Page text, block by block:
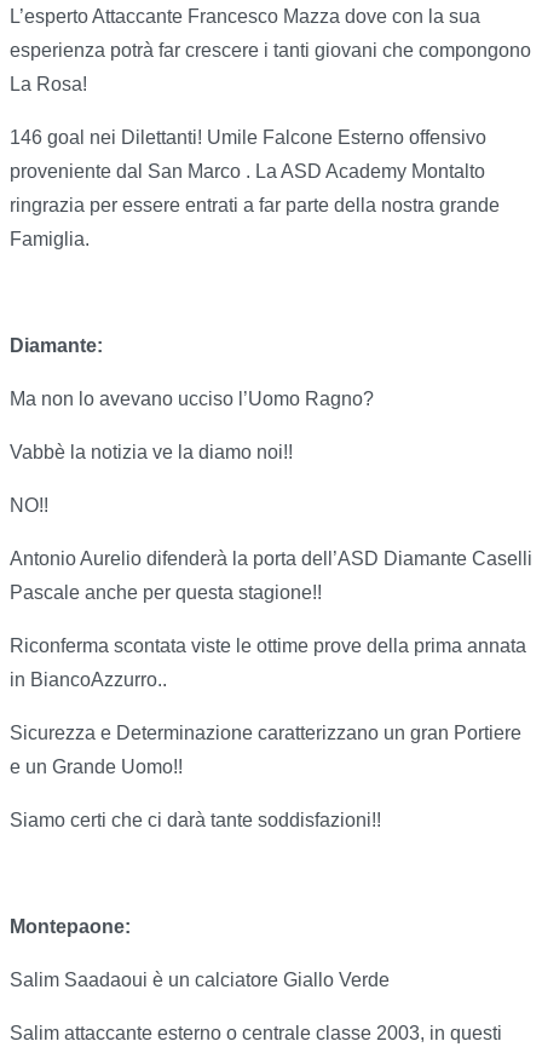
L’esperto Attaccante Francesco Mazza dove con la sua
esperienza potrà far crescere i tanti giovani che compongono
La Rosa!
146 goal nei Dilettanti! Umile Falcone Esterno offensivo
proveniente dal San Marco . La ASD Academy Montalto
ringrazia per essere entrati a far parte della nostra grande
Famiglia.
Diamante:
Ma non lo avevano ucciso l’Uomo Ragno?
Vabbè la notizia ve la diamo noi!!
NO!!
Antonio Aurelio difenderà la porta dell’ASD Diamante Caselli
Pascale anche per questa stagione!!
Riconferma scontata viste le ottime prove della prima annata
in BiancoAzzurro..
Sicurezza e Determinazione caratterizzano un gran Portiere
e un Grande Uomo!!
Siamo certi che ci darà tante soddisfazioni!!
Montepaone:
Salim Saadaoui è un calciatore Giallo Verde
Salim attaccante esterno o centrale classe 2003, in questi